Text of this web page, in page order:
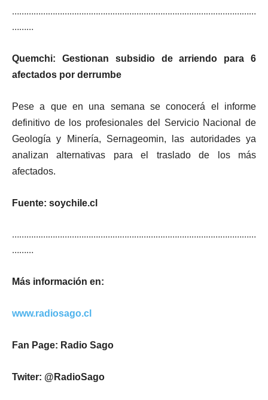
…………………………………………………………………………………………
………
Quemchi: Gestionan subsidio de arriendo para 6
afectados por derrumbe
Pese a que en una semana se conocerá el informe
definitivo de los profesionales del Servicio Nacional de
Geología y Minería, Sernageomin, las autoridades ya
analizan alternativas para el traslado de los más
afectados.
Fuente: soychile.cl
…………………………………………………………………………………………
………
Más información en:
www.radiosago.cl
Fan Page: Radio Sago
Twiter: @RadioSago